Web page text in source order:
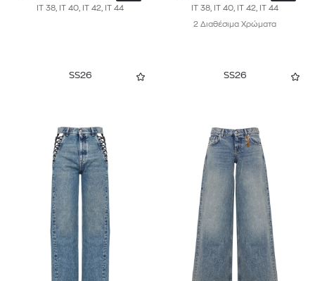
IT 38, IT 40, IT 42, IT 44 IT 38, IT 40, IT 42, IT 44
2 Διαθέσιμα Χρώματα
SS26 SS26